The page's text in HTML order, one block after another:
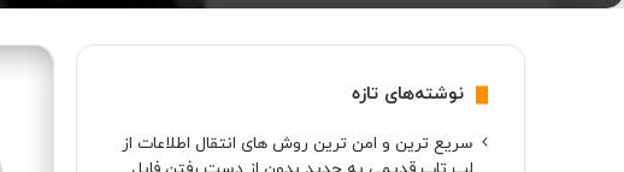
نوشته‌های تازه
سریع ترین و امن ترین روش های انتقال اطلاعات از